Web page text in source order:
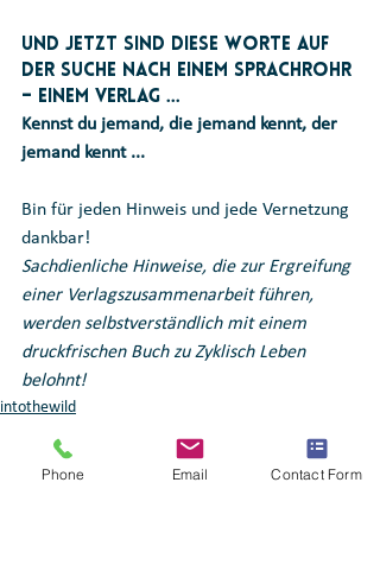
Und jetzt sind diese Worte auf
der Suche nach einem Sprachrohr
– einem Verlag ...
Kennst du jemand, die jemand kennt, der
jemand kennt ...
Bin für jeden Hinweis und jede Vernetzung
dankbar!
Sachdienliche Hinweise, die zur Ergreifung
einer Verlagszusammenarbeit führen,
werden selbstverständlich mit einem
druckfrischen Buch zu Zyklisch Leben
belohnt!
intothewild
lebenimflow
Phone Email Contact Form